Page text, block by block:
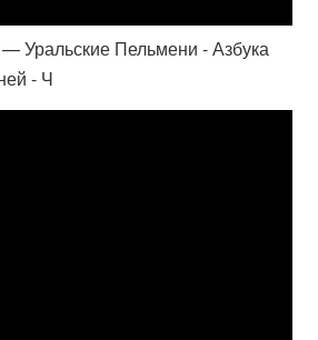
Уральские Пельмени - Азбука
- Ч